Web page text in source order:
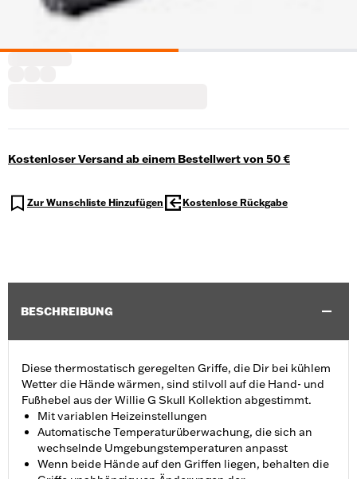
Kostenloser Versand ab einem Bestellwert von 50 €
Zur Wunschliste Hinzufügen Kostenlose Rückgabe
BESCHREIBUNG
Diese thermostatisch geregelten Griffe, die Dir bei kühlem
Wetter die Hände wärmen, sind stilvoll auf die Hand- und
Fußhebel aus der Willie G Skull Kollektion abgestimmt.
Mit variablen Heizeinstellungen
Automatische Temperaturüberwachung, die sich an
wechselnde Umgebungstemperaturen anpasst
Wenn beide Hände auf den Griffen liegen, behalten die